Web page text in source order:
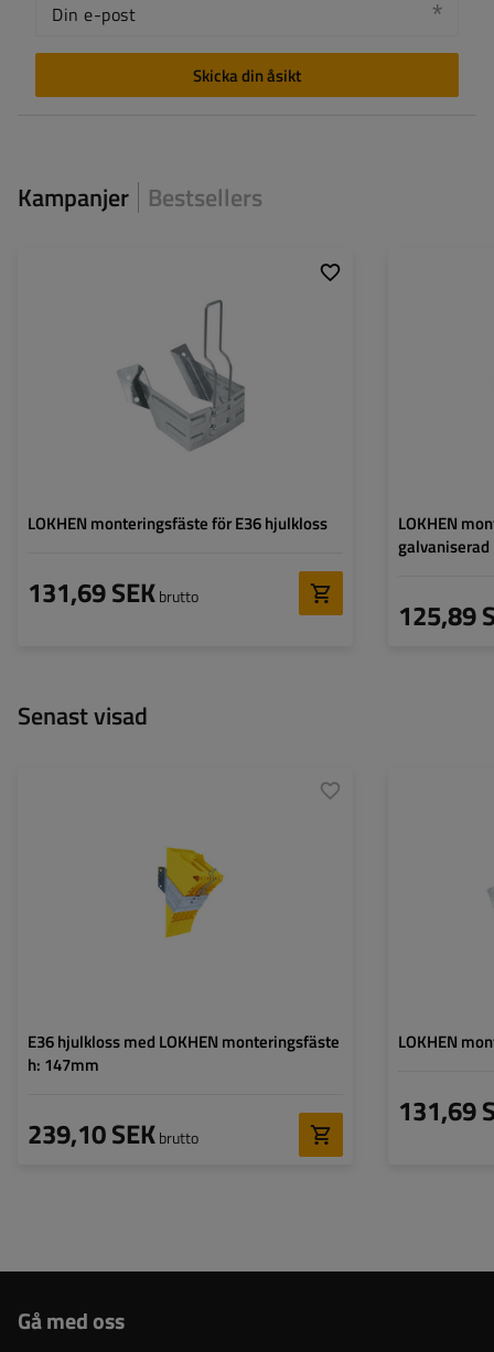
Din e-post
Skicka din åsikt
Kampanjer Bestsellers
LOKHEN monteringsfäste för E36 hjulkloss
131,69 SEKbrutto
metall
LOKHEN
galvaniserad
125,89
Senast visad
E36 hjulkloss med LOKHEN monteringsfäste
h: 147mm
239,10 SEKbrutto
147 mm
LOKHEN
131,69
Gå med oss